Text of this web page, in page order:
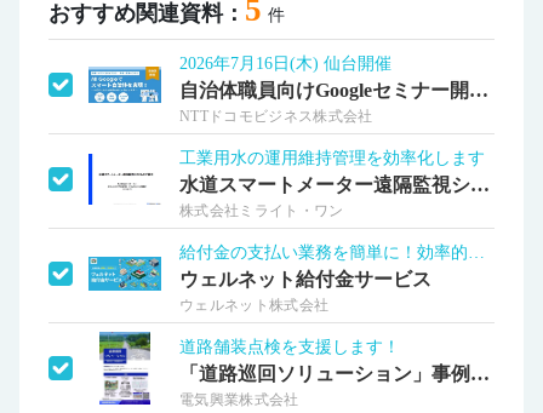
おすすめ関連資料： 5 件
2026年7月16日(木) 仙台開催
自治体職員向けGoogleセミナー開催！
NTTドコモビジネス株式会社
工業用水の運用維持管理を効率化します
水道スマートメーター遠隔監視システム
株式会社ミライト・ワン
ウェルネット給付金サービス
ウェルネット株式会社
道路舗装点検を支援します！
「道路巡回ソリューション」事例紹介
電気興業株式会社